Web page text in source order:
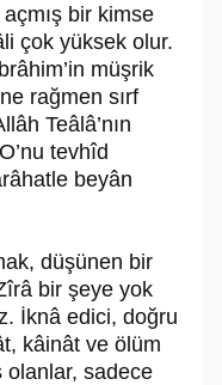
bir kimse
çok yüksek olur.
müşrik
rağmen sırf
Teâlâ’nın
tevhîd
beyân
düşünen bir
bir şeye yok
İknâ edici, doğru
kâinât ve ölüm
olanlar, sadece